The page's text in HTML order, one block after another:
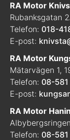
RA Motor
Rubanksgatan
Telefon: 018-
E-post:
RA Motor
Mätarvägen 1,
Telefon: 08-581
E-post:
RA Motor
Telefon: 08-